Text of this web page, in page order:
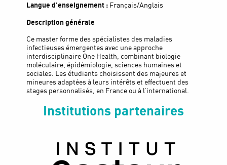
Langue d’enseignement : Français/Anglais
Description générale
Ce master forme des spécialistes des maladies
infectieuses émergentes avec une approche
interdisciplinaire One Health, combinant biologie
moléculaire, épidémiologie, sciences humaines et
sociales. Les étudiants choisissent des majeures et
mineures adaptées à leurs intérêts et effectuent des
stages personnalisés, en France ou à l’international.
Institutions partenaires